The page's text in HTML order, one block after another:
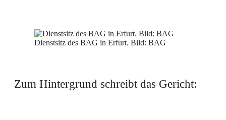
Dienstsitz des BAG in Erfurt. Bild: BAG
Zum Hintergrund schreibt das Gericht: